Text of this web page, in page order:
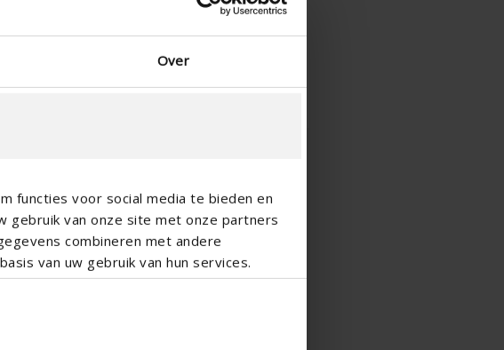
Over
functies voor social media te bieden en
gebruik van onze site met onze partners
combineren met andere
van uw gebruik van hun services.
Russian - Russia
Chinese - China